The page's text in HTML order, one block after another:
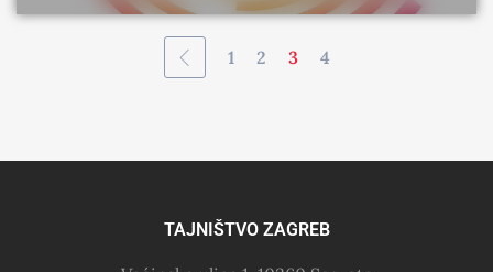
1 2 3 4
TAJNIŠTVO ZAGREB